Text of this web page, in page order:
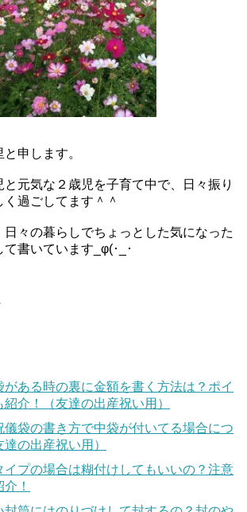
申します。
元気な２歳児を子育て中で、日々振り
過ごしてます＾＾
日々の暮らしでちょっとした気になった
書いています_φ(･_･
がある時の裏に金額を書く方法は？ポイ
介！（友達の出産祝い用）
儀袋の書き方で中袋が付いてる場合につ
の出産祝い用）
イプの場合は糊付けしてもいいの？注意
！